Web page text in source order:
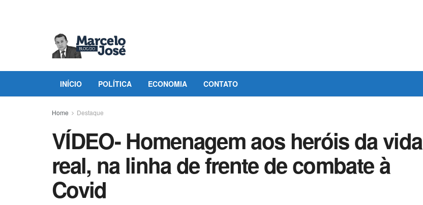
INÍCIO POLÍTICA ECONOMIA CONTATO
Home Destaque
VÍDEO- Homenagem aos heróis da vida
real, na linha de frente de combate à
Covid